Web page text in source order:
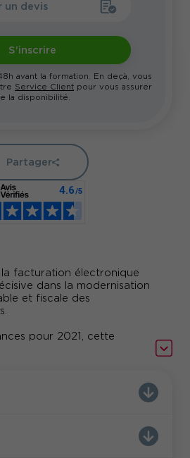
facturation électronique
dans la modernisation
et fiscale des
pour 2021, cette
également tenues de les
un devis
S'inscrire
avant la formation. En deçà, vous
Service Client pour vous assurer
la disponibilité.
Partager